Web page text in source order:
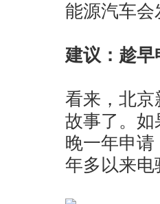
能源汽车
建议：趁
看来，北
故事了。
晚一年申
年多以来电